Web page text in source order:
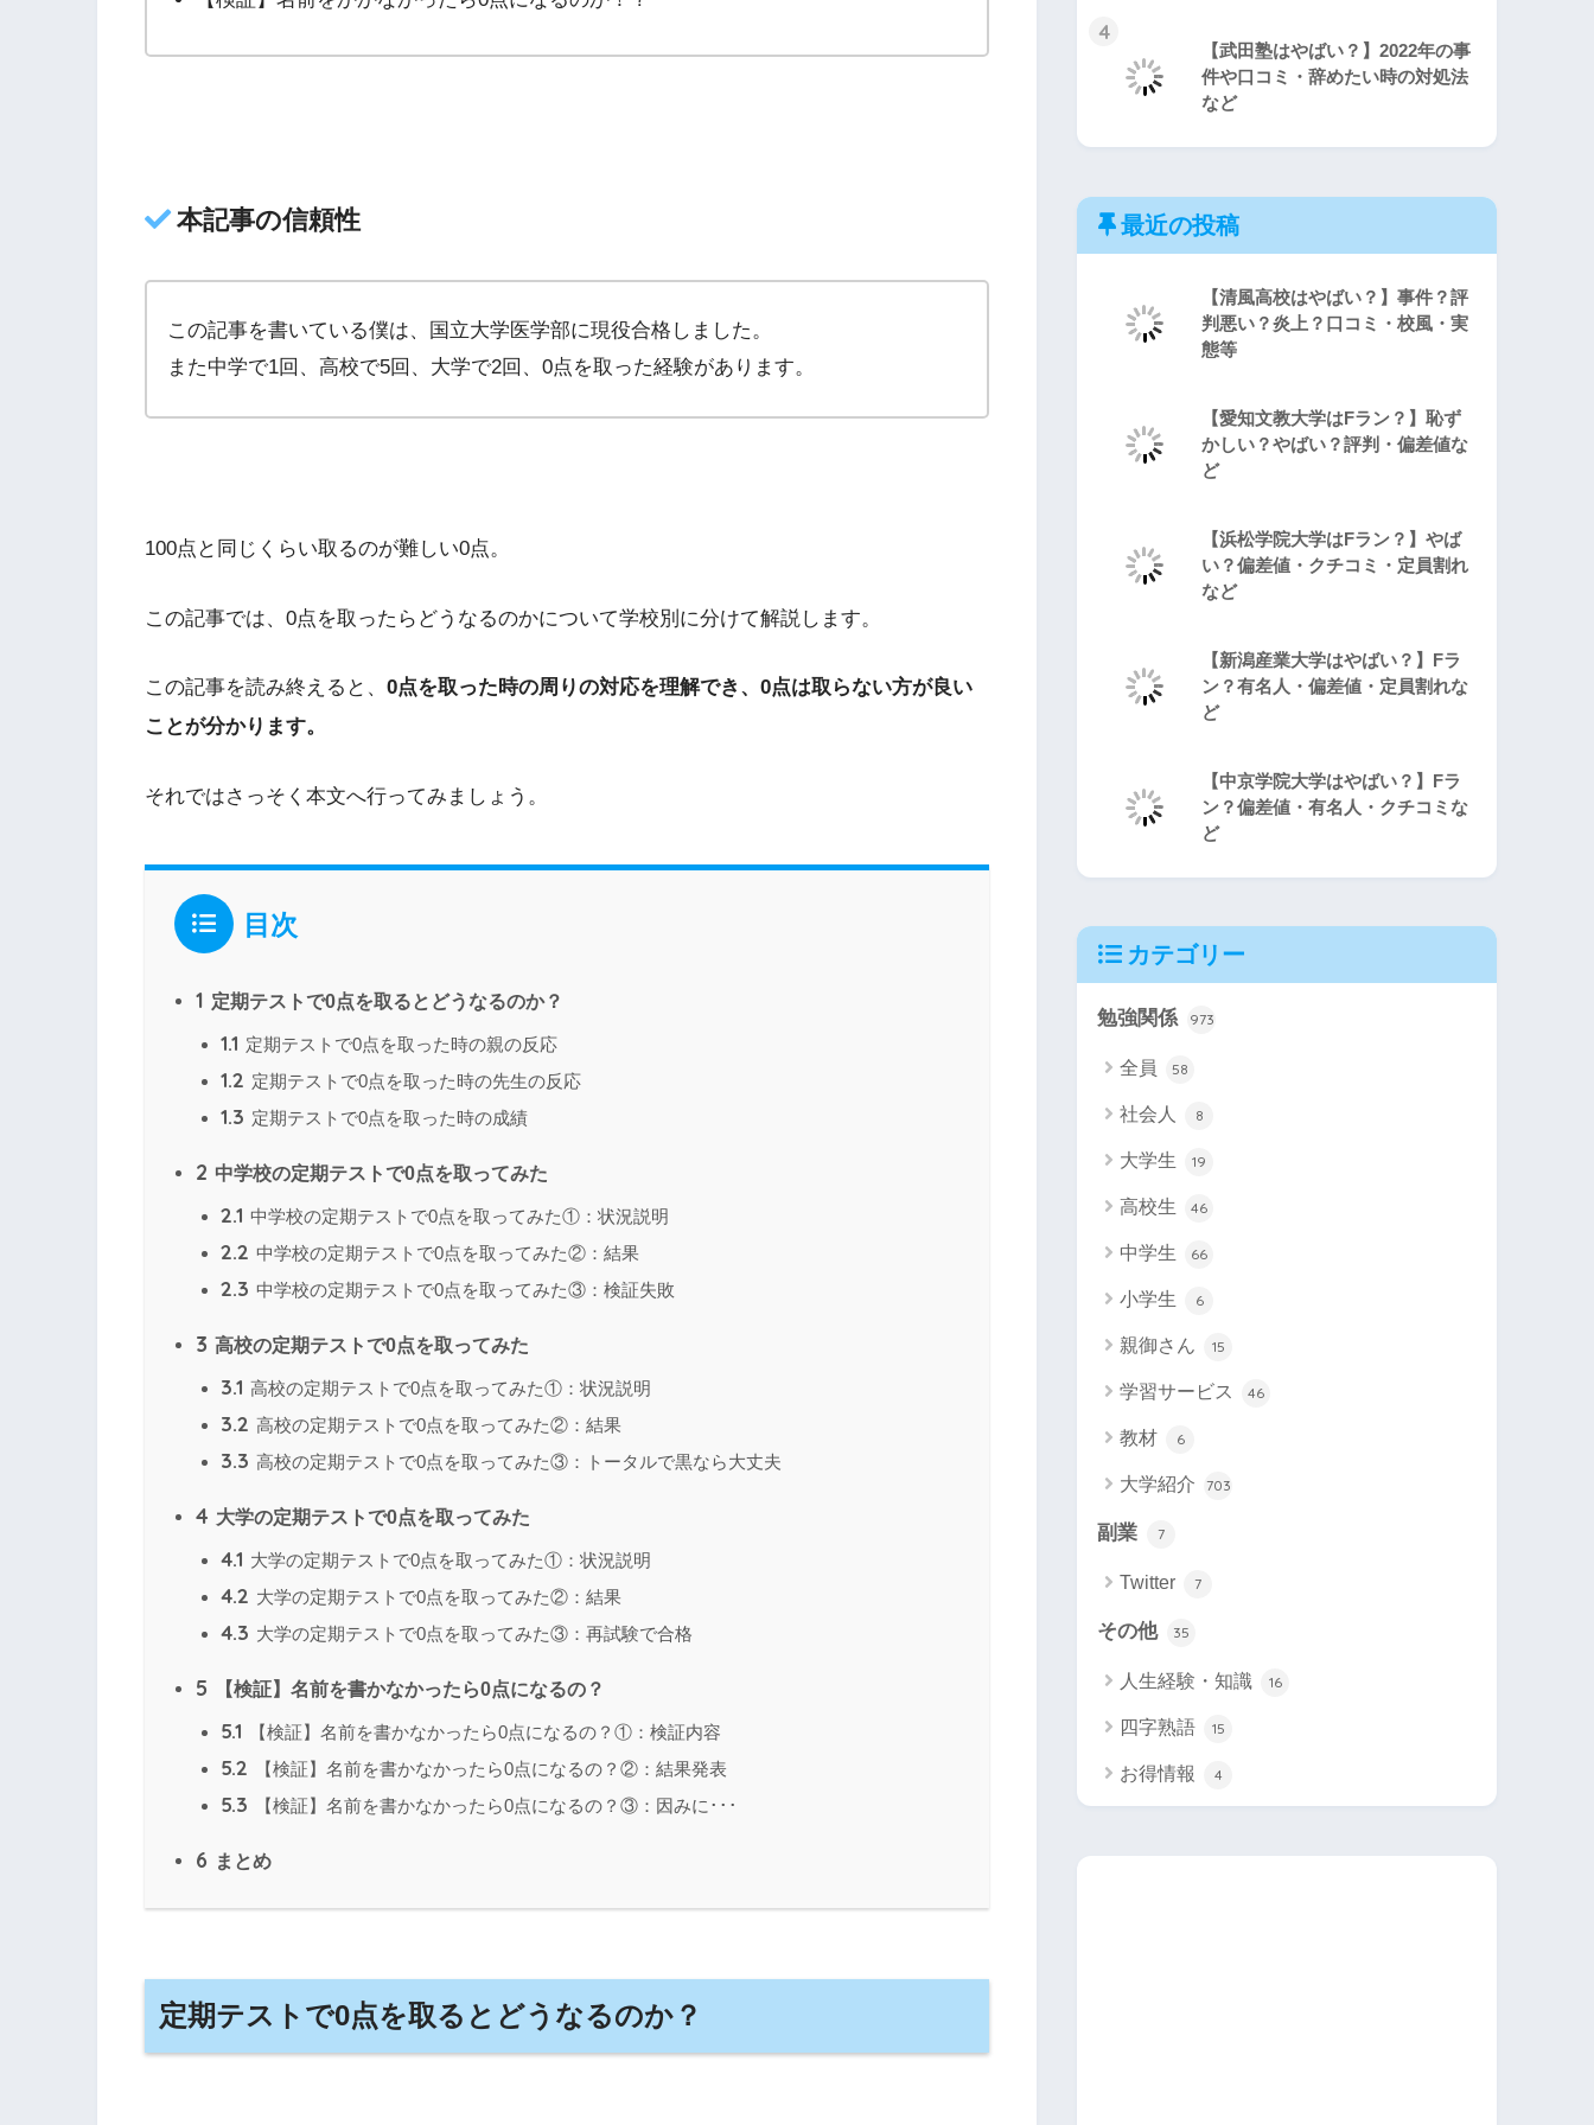
本記事の信頼性
この記事を書いている僕は、国立大学医学部に現役合格しました。
また中学で1回、高校で5回、大学で2回、0点を取った経験があります。
100点と同じくらい取るのが難しい0点。
この記事では、0点を取ったらどうなるのかについて学校別に分けて解説します。
この記事を読み終えると、 0点を取った時の周りの対応を理解でき、0点は取らない方が良い
ことが分かります。
それではさっそく本文へ行ってみましょう。
目次
1 定期テストで0点を取るとどうなるのか？
1.1 定期テストで0点を取った時の親の反応
1.2 定期テストで0点を取った時の先生の反応
1.3 定期テストで0点を取った時の成績
2 中学校の定期テストで0点を取ってみた
2.1 中学校の定期テストで0点を取ってみた①：状況説明
2.2 中学校の定期テストで0点を取ってみた②：結果
2.3 中学校の定期テストで0点を取ってみた③：検証失敗
3 高校の定期テストで0点を取ってみた
3.1 高校の定期テストで0点を取ってみた①：状況説明
3.2 高校の定期テストで0点を取ってみた②：結果
3.3 高校の定期テストで0点を取ってみた③：トータルで黒なら大丈夫
4 大学の定期テストで0点を取ってみた
4.1 大学の定期テストで0点を取ってみた①：状況説明
4.2 大学の定期テストで0点を取ってみた②：結果
4.3 大学の定期テストで0点を取ってみた③：再試験で合格
5 【検証】名前を書かなかったら0点になるの？
5.1 【検証】名前を書かなかったら0点になるの？①：検証内容
5.2 【検証】名前を書かなかったら0点になるの？②：結果発表
5.3 【検証】名前を書かなかったら0点になるの？③：因みに･･･
6 まとめ
定期テストで0点を取るとどうなるのか？
4
【武田塾はやばい？】2022年の事
件や口コミ・辞めたい時の対処法
など
最近の投稿
【清風高校はやばい？】事件？評
判悪い？炎上？口コミ・校風・実
態等
【愛知文教大学はFラン？】恥ず
かしい？やばい？評判・偏差値な
ど
【浜松学院大学はFラン？】やば
い？偏差値・クチコミ・定員割れ
など
【新潟産業大学はやばい？】Fラ
ン？有名人・偏差値・定員割れな
ど
【中京学院大学はやばい？】Fラ
ン？偏差値・有名人・クチコミな
ど
カテゴリー
勉強関係 973
全員 58
社会人 8
大学生 19
高校生 46
中学生 66
小学生 6
親御さん 15
学習サービス 46
教材 6
大学紹介 703
副業 7
Twitter 7
その他 35
人生経験・知識 16
四字熟語 15
お得情報 4